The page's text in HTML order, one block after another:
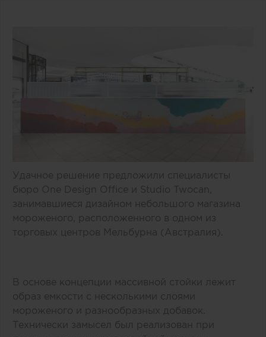
Удачное решение предложили специалисты
бюро One Design Office и Studio Twocan,
занимавшиеся дизайном небольшого магазина
мороженого, расположенного в одном из
торговых центров Мельбурна (Австралия).
В основе концепции массивной стойки лежит
образ емкости с несколькими слоями
мороженого и разнообразных добавок.
Технически замысел был реализован при